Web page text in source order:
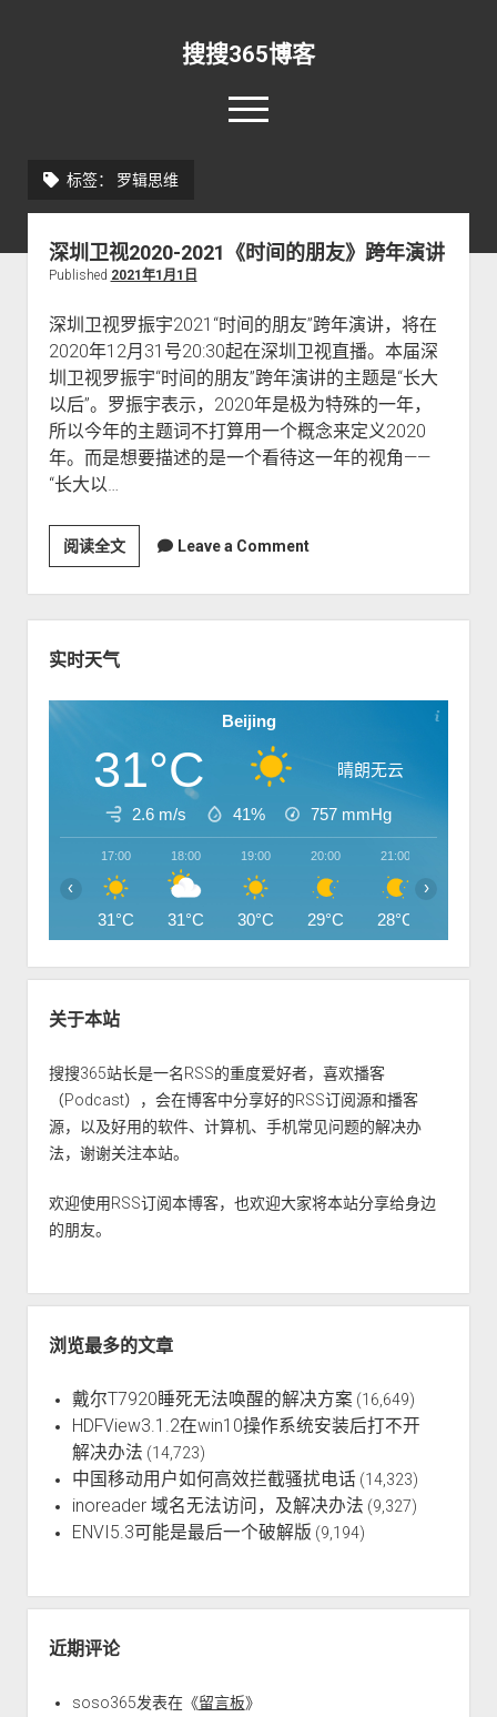
搜搜365博客
o
p
u
资讯
o
n
d
r
o
p
d
o
w
n
安全
RSS
p
e
n
d
r
o
p
d
e
u
实验室
IDL
Matlab
Python
资源
o
p
e
n
d
r
o
n
e
直播
软件
Win10
关于
o
p
e
n
d
r
o
关于本站
更新日志
其他
365搜索
标签： 罗辑思维
深圳卫视2020-2021《时间的朋友》跨年演讲
Published 2021年1月1日
深圳卫视罗振宇2021“时间的朋友”跨年演讲，将在
2020年12月31号20:30起在深圳卫视直播。本届深
圳卫视罗振宇“时间的朋友”跨年演讲的主题是“长大
以后”。罗振宇表示，2020年是极为特殊的一年，
所以今年的主题词不打算用一个概念来定义2020
年。而是想要描述的是一个看待这一年的视角——
“长大以…
阅读全文深
圳
卫
视
2
-
2
0
2
1
《
时
间
的
跨
年
演
讲
Leave a Comment
实时天气
Beijing
31°C 晴朗无云
2.6 m/s 41% 757 mmHg
17:00
31°C
18:00
31°C
19:00
30°C
20:00
29°C
21:00
28°C
‹ ›
关于本站
搜搜365站长是一名RSS的重度爱好者，喜欢播客
（Podcast），会在博客中分享好的RSS订阅源和播客
源，以及好用的软件、计算机、手机常见问题的解决办
法，谢谢关注本站。
欢迎使用RSS订阅本博客，也欢迎大家将本站分享给身边
的朋友。
浏览最多的文章
戴尔T7920睡死无法唤醒的解决方案 (16,649)
HDFView3.1.2在win10操作系统安装后打不开
解决办法 (14,723)
中国移动用户如何高效拦截骚扰电话 (14,323)
inoreader 域名无法访问，及解决办法 (9,327)
ENVI5.3可能是最后一个破解版 (9,194)
近期评论
soso365发表在《留言板》